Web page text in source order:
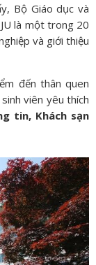
Bộ Giáo dục và
là một trong 20
và giới thiệu
đến thân quen
viên yêu thích
tin, Khách sạn